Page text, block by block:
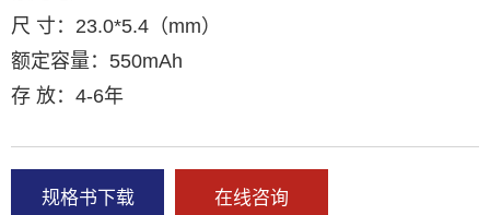
尺 寸：23.0*5.4（mm）
额定容量：550mAh
存 放：4-6年
规格书下载 在线咨询